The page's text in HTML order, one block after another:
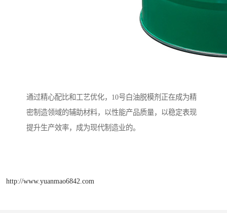
通过精心配比和工艺优化，10号白油脱模剂正在成为精
密制造领域的辅助材料，以性能产品质量，以稳定表现
提升生产效率，成为现代制造业的。
http://www.yuanmao6842.com